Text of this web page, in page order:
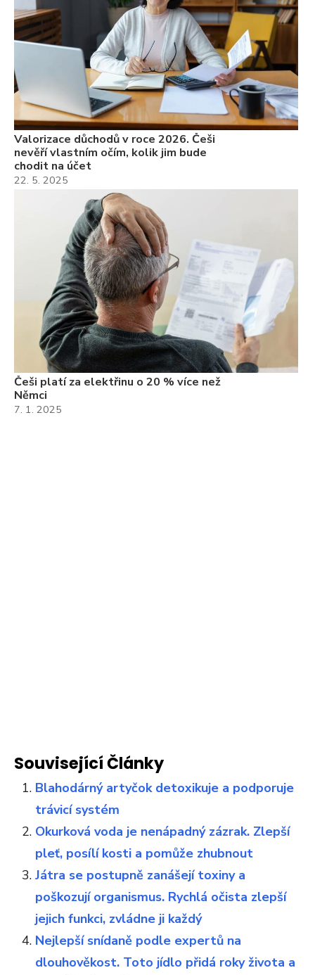
Valorizace důchodů v roce 2026. Češi
nevěří vlastním očím, kolik jim bude
chodit na účet
22. 5. 2025
Češi platí za elektřinu o 20 % více než
Němci
7. 1. 2025
Související Články
Blahodárný artyčok detoxikuje a podporuje
trávicí systém
Okurková voda je nenápadný zázrak. Zlepší
pleť, posílí kosti a pomůže zhubnout
Játra se postupně zanášejí toxiny a
poškozují organismus. Rychlá očista zlepší
jejich funkci, zvládne ji každý
Nejlepší snídaně podle expertů na
dlouhověkost. Toto jídlo přidá roky života a